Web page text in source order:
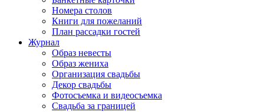
Номера столов
Книги для пожеланий
План рассадки гостей
Журнал
Образ невесты
Образ жениха
Организация свадьбы
Декор свадьбы
Фотосъемка и видеосъемка
Свадьба за границей